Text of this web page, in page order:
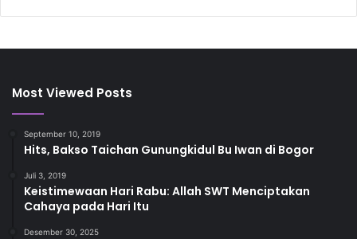
Most Viewed Posts
September 10, 2019
Hits, Bakso Taichan Gunungkidul Bu Iwan di Bogor
Juli 3, 2019
Keistimewaan Hari Rabu: Allah SWT Menciptakan
Cahaya pada Hari Itu
Desember 30, 2025